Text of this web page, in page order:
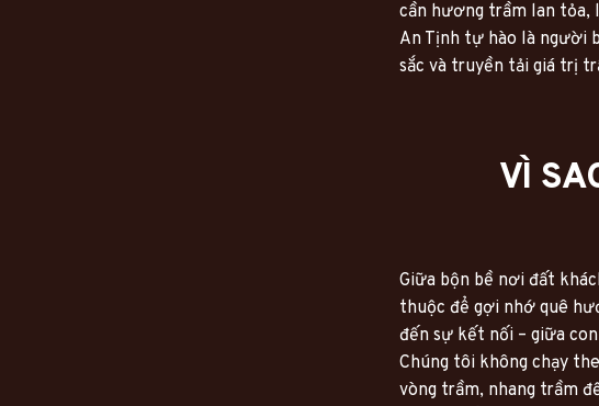
cần hương trầm lan tỏa,
An Tịnh tự hào là người
sắc và truyền tải giá trị
VÌ
Giữa bộn bề nơi đất
thuộc để gợi nhớ quê
đến sự kết nối – giữa
Chúng tôi không chạy
vòng trầm, nhang trầm